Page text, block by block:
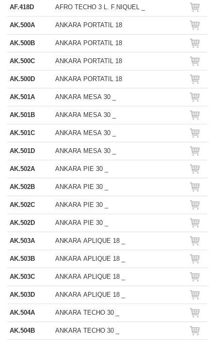
AF.418D AFRO TECHO 3 L. F.NIQUEL _
AK.500A ANKARA PORTATIL 18
AK.500B ANKARA PORTATIL 18
AK.500C ANKARA PORTATIL 18
AK.500D ANKARA PORTATIL 18
AK.501A ANKARA MESA 30 _
AK.501B ANKARA MESA 30 _
AK.501C ANKARA MESA 30 _
AK.501D ANKARA MESA 30 _
AK.502A ANKARA PIE 30 _
AK.502B ANKARA PIE 30 _
AK.502C ANKARA PIE 30 _
AK.502D ANKARA PIE 30 _
AK.503A ANKARA APLIQUE 18 _
AK.503B ANKARA APLIQUE 18 _
AK.503C ANKARA APLIQUE 18 _
AK.503D ANKARA APLIQUE 18 _
AK.504A ANKARA TECHO 30 _
AK.504B ANKARA TECHO 30 _